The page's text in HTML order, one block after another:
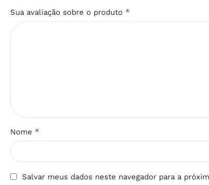
Sua avaliação sobre o produto *
Nome *
Salvar meus dados neste navegador para a